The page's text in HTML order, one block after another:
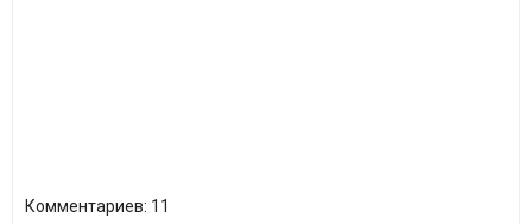
Комментариев: 11